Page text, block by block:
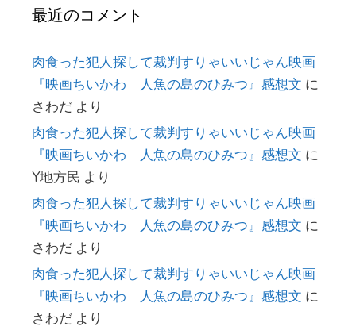
最近のコメント
肉食った犯人探して裁判すりゃいいじゃん映画
『映画ちいかわ 人魚の島のひみつ』感想文 に
さわだ より
肉食った犯人探して裁判すりゃいいじゃん映画
『映画ちいかわ 人魚の島のひみつ』感想文 に
Y地方民 より
肉食った犯人探して裁判すりゃいいじゃん映画
『映画ちいかわ 人魚の島のひみつ』感想文 に
さわだ より
肉食った犯人探して裁判すりゃいいじゃん映画
『映画ちいかわ 人魚の島のひみつ』感想文 に
さわだ より